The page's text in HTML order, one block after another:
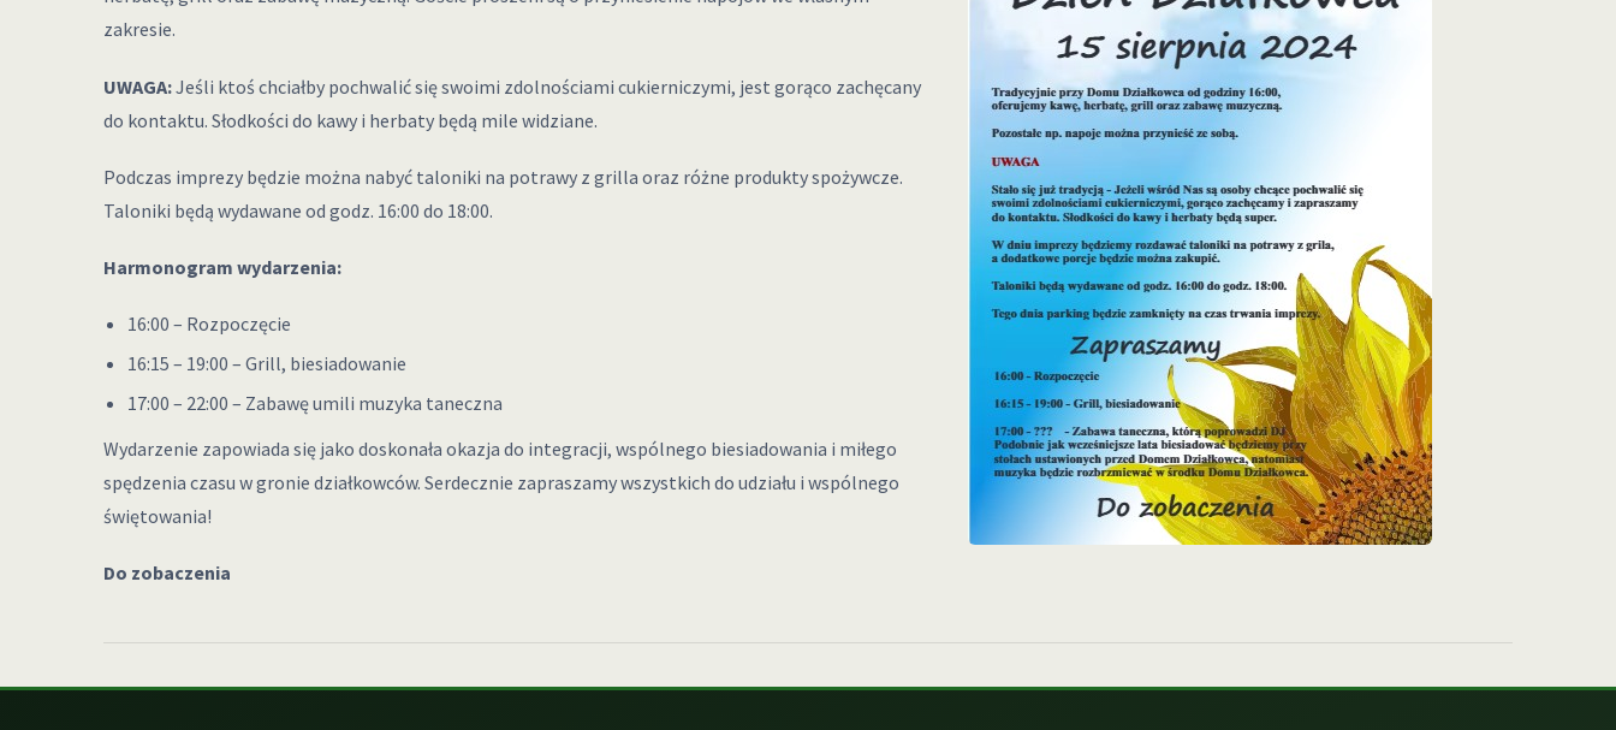
zakresie.
UWAGA:Jeśli ktoś chciałby pochwalić się swoimi zdolnościami cukierniczymi, jest gorąco zachęcany
do kontaktu. Słodkości do kawy i herbaty będą mile widziane.
Podczas imprezy będzie można nabyć taloniki na potrawy z grilla oraz różne produkty spożywcze.
Taloniki będą wydawane od godz. 16:00 do 18:00.
Harmonogram wydarzenia:
16:00 – Rozpoczęcie
16:15 – 19:00 – Grill, biesiadowanie
17:00 – 22:00 – Zabawę umili muzyka taneczna
Wydarzenie zapowiada się jako doskonała okazja do integracji, wspólnego biesiadowania i miłego
spędzenia czasu w gronie działkowców. Serdecznie zapraszamy wszystkich do udziału i wspólnego
świętowania!
Do zobaczenia